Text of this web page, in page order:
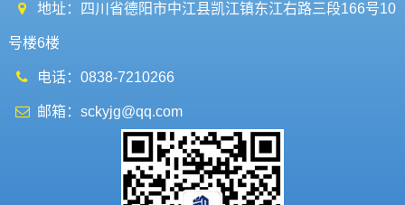
地址：四川省德阳市中江县凯江镇东江右路三段166号10
号楼6楼
电话：0838-7210266
邮箱：sckyjg@qq.com